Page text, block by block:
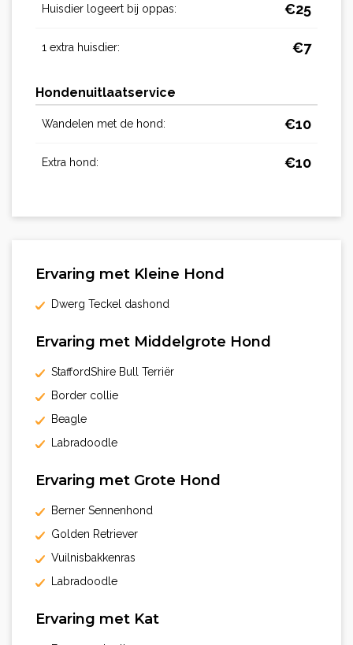
Huisdier logeert bij oppas: €25
1 extra huisdier: €7
Hondenuitlaatservice
Wandelen met de hond: €10
Extra hond: €10
Ervaring met Kleine Hond
Dwerg Teckel dashond
Ervaring met Middelgrote Hond
StaffordShire Bull Terriër
Border collie
Beagle
Labradoodle
Ervaring met Grote Hond
Berner Sennenhond
Golden Retriever
Vuilnisbakkenras
Labradoodle
Ervaring met Kat